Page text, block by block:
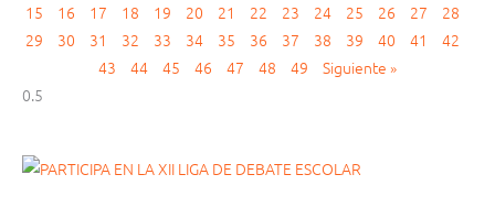
15
16 17 18 19 20 21 22 23 24 25 26 27
28
29
30 31 32 33 34 35 36 37 38 39 40 41
42
43
44 45 46 47 48 49 Siguiente »